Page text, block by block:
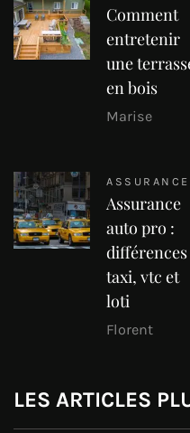
Comment
entretenir
une
en bois
Marise
ASSURANCE
Assurance
auto pro :
différences
taxi, vtc et
loti
Florent
LES ARTICLES